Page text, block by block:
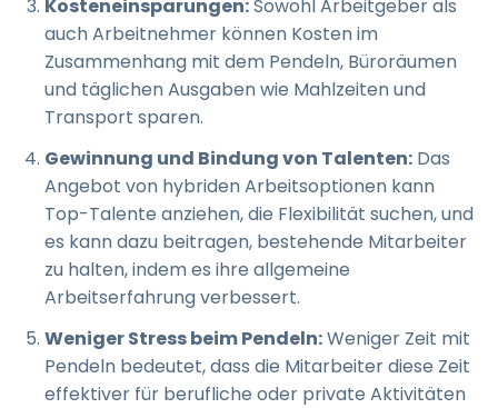
Kosteneinsparungen:Sowohl Arbeitgeber als
auch Arbeitnehmer können Kosten im
Zusammenhang mit dem Pendeln, Büroräumen
und täglichen Ausgaben wie Mahlzeiten und
Transport sparen.
Gewinnung und Bindung von Talenten: Das
Angebot von hybriden Arbeitsoptionen kann
Top-Talente anziehen, die Flexibilität suchen, und
es kann dazu beitragen, bestehende Mitarbeiter
zu halten, indem es ihre allgemeine
Arbeitserfahrung verbessert.
Weniger Stress beim Pendeln:Weniger Zeit mit
Pendeln bedeutet, dass die Mitarbeiter diese Zeit
effektiver für berufliche oder private Aktivitäten